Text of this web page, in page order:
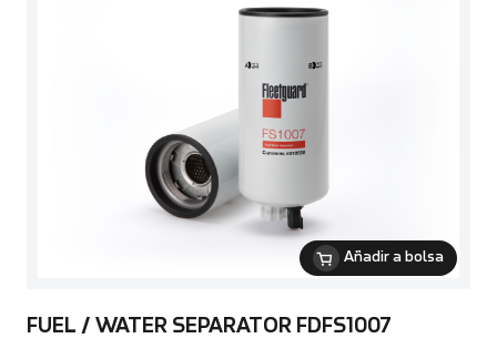
Añadir a bolsa
FUEL / WATER SEPARATOR FDFS1007